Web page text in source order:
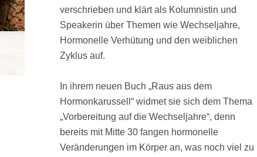
verschrieben und klärt als Kolumnistin und
Speakerin über Themen wie Wechseljahre,
Hormonelle Verhütung und den weiblichen
Zyklus auf.
In ihrem neuen Buch „Raus aus dem
Hormonkarussell“ widmet sie sich dem Thema
„Vorbereitung auf die Wechseljahre“, denn
bereits mit Mitte 30 fangen hormonelle
Veränderungen im Körper an, was noch viel zu